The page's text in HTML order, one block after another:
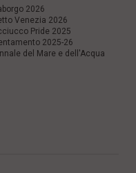
2026
Venezia 2026
Pride 2025
2025-26
del Mare e dell'Acqua